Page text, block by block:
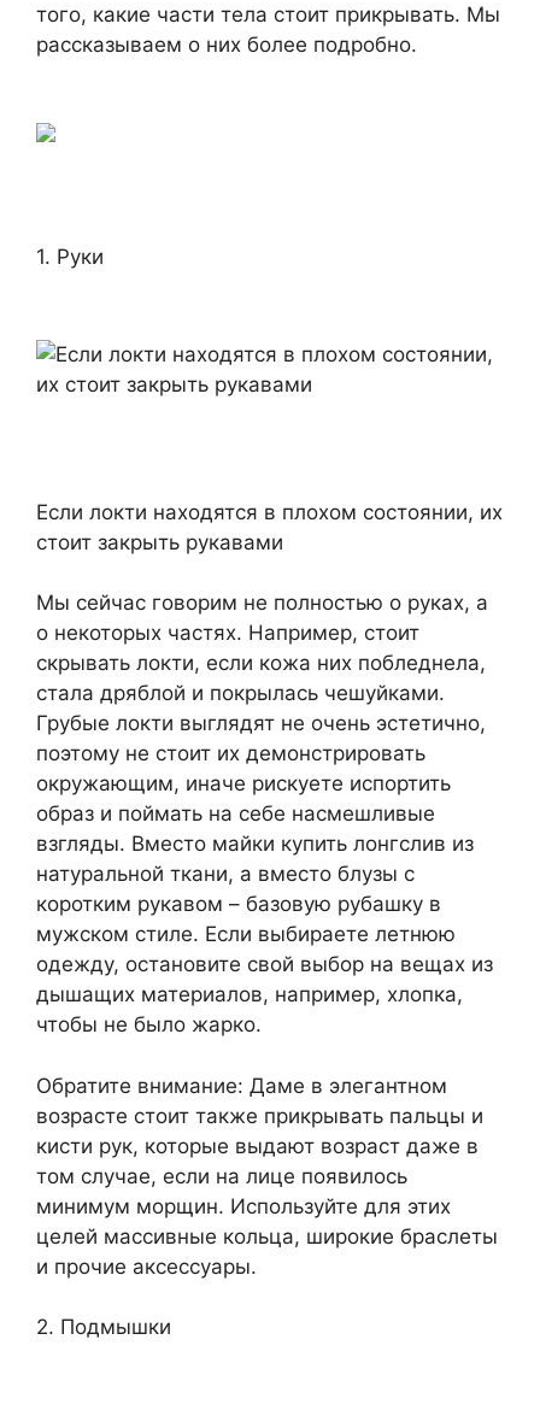
того, какие части тела стоит прикрывать. Мы
рассказываем о них более подробно.
1. Руки
Если локти находятся в плохом состоянии, их
стоит закрыть рукавами
Мы сейчас говорим не полностью о руках, а
о некоторых частях. Например, стоит
скрывать локти, если кожа них побледнела,
стала дряблой и покрылась чешуйками.
Грубые локти выглядят не очень эстетично,
поэтому не стоит их демонстрировать
окружающим, иначе рискуете испортить
образ и поймать на себе насмешливые
взгляды. Вместо майки купить лонгслив из
натуральной ткани, а вместо блузы с
коротким рукавом – базовую рубашку в
мужском стиле. Если выбираете летнюю
одежду, остановите свой выбор на вещах из
дышащих материалов, например, хлопка,
чтобы не было жарко.
Обратите внимание: Даме в элегантном
возрасте стоит также прикрывать пальцы и
кисти рук, которые выдают возраст даже в
том случае, если на лице появилось
минимум морщин. Используйте для этих
целей массивные кольца, широкие браслеты
и прочие аксессуары.
2. Подмышки